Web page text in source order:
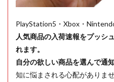
PlayStation5・Xbox・
人気商品の入荷速報をプッシ
れます。
自分の欲しい商品を選んで通
知に悩まされる心配がありませ